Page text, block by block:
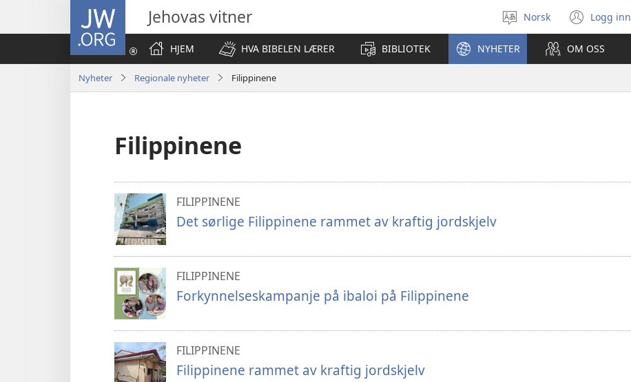
JW.ORG Jehovas vitner
Velg
språk
Norsk Logg inn
(åpner
nytt
vindu)
HJEM
HVA BIBELEN LÆRER BIBLIOTEK NYHETER OM OSS
Nyheter Regionale nyheter Filippinene
Filippinene
FILIPPINENE
Det sørlige Filippinene rammet av kraftig jordskjelv
FILIPPINENE
Forkynnelseskampanje på ibaloi på Filippinene
FILIPPINENE
Filippinene rammet av kraftig jordskjelv